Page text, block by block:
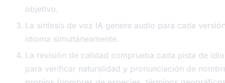
objetivo.
La síntesis de voz IA genera audio para cada
idioma simultáneamente.
La revisión de calidad comprueba cada pista de
para verificar naturalidad y pronunciación de